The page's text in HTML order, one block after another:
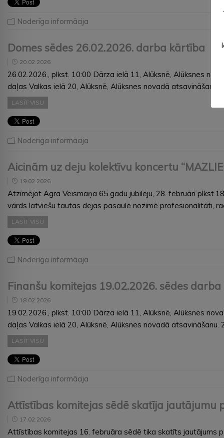
Noderīga informācija
Domes sēdes 26.02.2026. darba kārtība
20.02.2026
26.02.2026., plkst. 10:00 Dārza ielā 11, Alūksnē, Alūksnes
daļas Valkas ielā 20, Alūksnē, Alūksnes novadā
LASĪT VISU
Noderīga informācija
Aicinām uz deju kolektīvu koncertu
19.02.2026
Atzīmējot Agra Veismaņa 65 gadu jubileju, 28. februārī
vārds latviešu tautas dejas pasaulē nozīmē profesionalitāti,
LASĪT VISU
Noderīga informācija
Finanšu komitejas 19.02.2026. sēdes
18.02.2026
19.02.2026., plkst. 10:00 Dārza ielā 11, Alūksnē, Alūksnes
daļas Valkas ielā 20, Alūksnē, Alūksnes novadā atsavināšanu.
LASĪT VISU
Noderīga informācija
Attīstības komitejas sēdē skatīja jautājumu
17.02.2026
Attīstības komitejas 16. februāra sēdē tika skatīts jautājums